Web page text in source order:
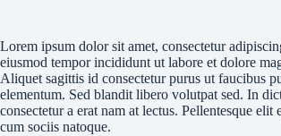
Lorem ipsum dolor sit amet, consectetur
eiusmod tempor incididunt ut labore et dolore
Aliquet sagittis id consectetur purus ut faucibus
elementum. Sed blandit libero volutpat sed. In
consectetur a erat nam at lectus. Pellentesque elit
cum sociis natoque.